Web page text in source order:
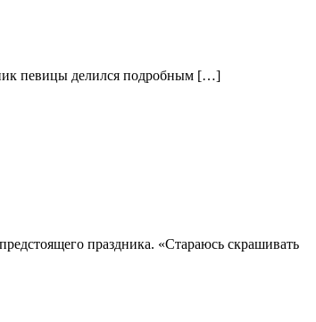
певицы делился подробным […]
праздника. «Стараюсь скрашивать